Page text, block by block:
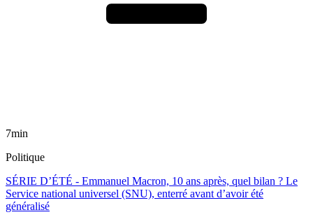
7min
Politique
SÉRIE D’ÉTÉ - Emmanuel Macron, 10 ans après, quel bilan ? Le
Service national universel (SNU), enterré avant d’avoir été
généralisé